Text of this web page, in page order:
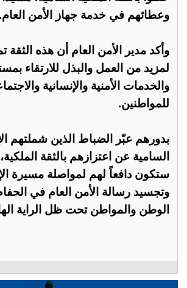
وعطائهم في خدمة جهاز الأمن العام.
وأكد مدير الأمن العام أن هذه الثقة
لمزيد من العمل والبذل للارتقاء
والخدمات الأمنية والإنسانية
للمواطنين.
بدورهم عبّر الضباط الذين شملتهم
السامية عن اعتزازهم بالثقة
ستكون دافعاً لهم لمواصلة مسيرة
وتجسيد رسالة الأمن العام في
الوطن والمواطن تحت ظل الراية